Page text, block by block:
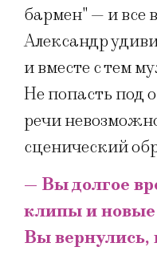
бармен" — и все
Александр
и вместе с тем
Не попасть под
речи
сценический
— Вы долгое
клипы и
Вы вернулись,